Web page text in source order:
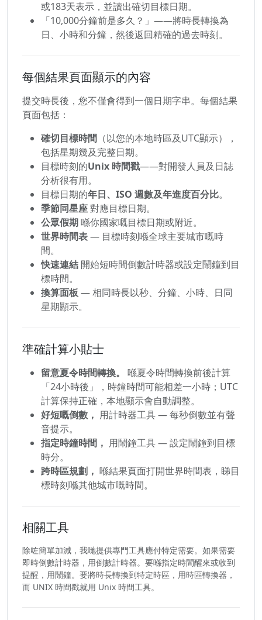
或183天表示，並讀出確切目標日期。
「10,000分鐘前是多久？」——將時長轉換為
日、小時和分鐘，然後返回精確的過去時刻。
每個結果頁面顯示的內容
提交時長後，您不僅會得到一個日期字串。每個結果
頁面包括：
確切目標時間 （以您的本地時區及UTC顯示），
包括星期幾及完整日期。
目標時刻的Unix 時間戳——對開發人員及日誌
分析很有用。
目標日期的年日、ISO 週數及年進度百分比。
季節同星座對應目標日期。
公眾假期喺你國家嘅目標日期或附近。
世界時間表— 目標時刻喺全球主要城市嘅時
間。
快速連結 開始短時間倒數計時器或設定鬧鐘到目
標時間。
換算面板 — 相同時長以秒、分鐘、小時、日同
星期顯示。
準確計算小貼士
留意夏令時間轉換。
喺夏令時間轉換前後計算
「24小時後」，時鐘時間可能相差一小時；UTC
計算保持正確，本地顯示會自動調整。
好短嘅倒數， 用計時器工具 — 每秒倒數並有聲
音提示。
指定時鐘時間， 用鬧鐘工具 — 設定鬧鐘到目標
時分。
跨時區規劃， 喺結果頁面打開世界時間表，睇目
標時刻喺其他城市嘅時間。
相關工具
除咗簡單加減，我哋提供專門工具應付特定需要。如果需要
即時倒數計時器，用倒數計時器。要喺指定時間醒來或收到
提醒，用鬧鐘。要將時長轉換到特定時區，用時區轉換器，
而 UNIX 時間戳就用 Unix 時間工具。